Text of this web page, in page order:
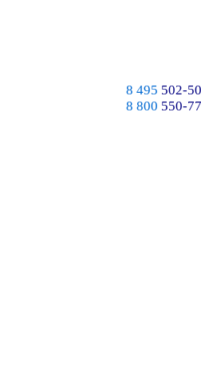
8 495 502-
8 800 550-